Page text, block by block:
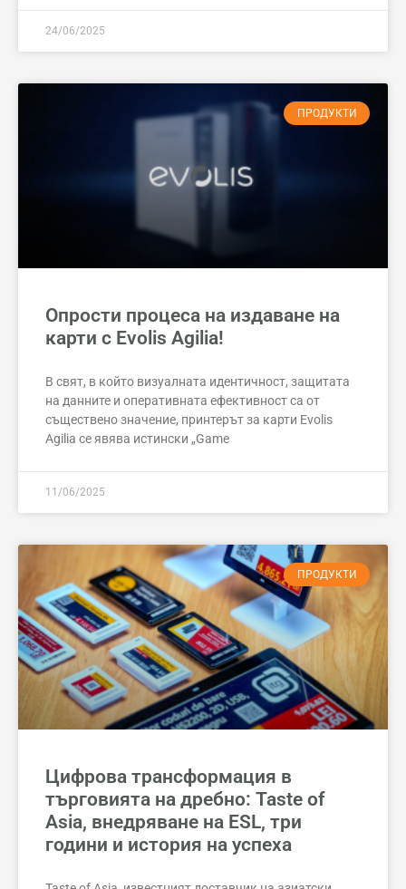
24/06/2025
ПРОДУКТИ
Опрости процеса на издаване на
карти с Evolis Agilia!
В свят, в който визуалната идентичност, защитата
на данните и оперативната ефективност са от
съществено значение, принтерът за карти Evolis
Agilia се явява истински „Game
11/06/2025
ПРОДУКТИ
Цифрова трансформация в
търговията на дребно: Taste of
Asia, внедряване на ESL, три
години и история на успеха